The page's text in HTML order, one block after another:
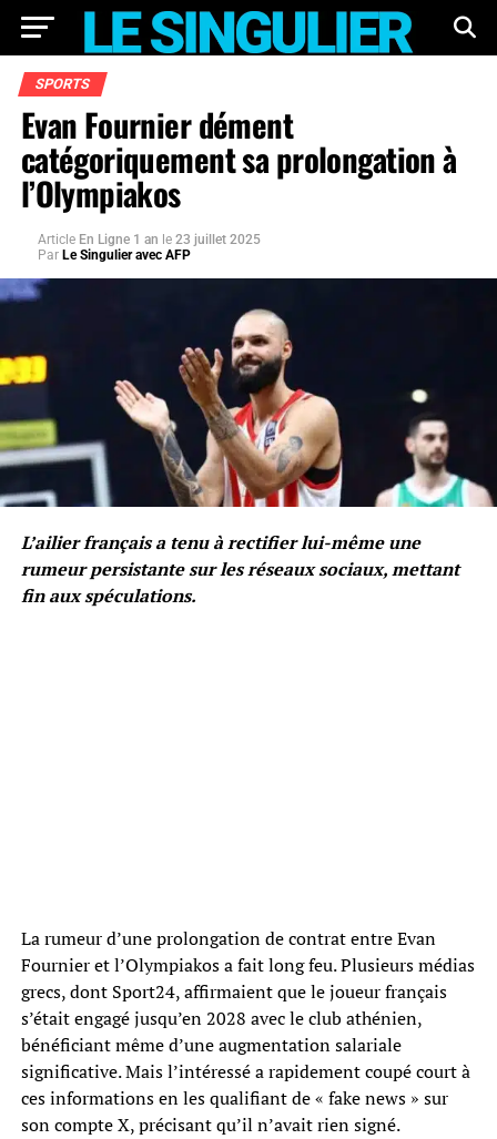
SPORTS
Evan Fournier dément
catégoriquement sa prolongation à
l’Olympiakos
Article En Ligne 1 an le 23 juillet 2025
Par Le Singulier avec AFP
L’ailier français a tenu à rectifier lui-même une
rumeur persistante sur les réseaux sociaux, mettant
fin aux spéculations.
La rumeur d’une prolongation de contrat entre Evan
Fournier et l’Olympiakos a fait long feu. Plusieurs médias
grecs, dont Sport24, affirmaient que le joueur français
s’était engagé jusqu’en 2028 avec le club athénien,
bénéficiant même d’une augmentation salariale
significative. Mais l’intéressé a rapidement coupé court à
ces informations en les qualifiant de « fake news » sur
son compte X, précisant qu’il n’avait rien signé.